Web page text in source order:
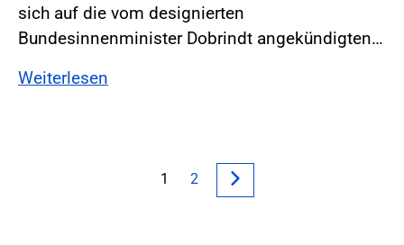
sich auf die vom designierten
Bundesinnenminister Dobrindt angekündigten…
Weiterlesen
1 2